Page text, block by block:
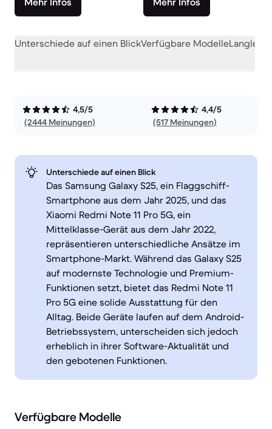
Unterschiede auf einen BlickVerfügbare Modelle
4,5/5
(2444 Meinungen)
4,4/5
(517 Meinungen)
Unterschiede auf einen Blick
Das Samsung Galaxy S25, ein Flaggschiff-
Smartphone aus dem Jahr 2025, und das
Xiaomi Redmi Note 11 Pro 5G, ein
Mittelklasse-Gerät aus dem Jahr 2022,
repräsentieren unterschiedliche Ansätze im
Smartphone-Markt. Während das Galaxy S25
auf modernste Technologie und Premium-
Funktionen setzt, bietet das Redmi Note 11
Pro 5G eine solide Ausstattung für den
Alltag. Beide Geräte laufen auf dem Android-
Betriebssystem, unterscheiden sich jedoch
erheblich in ihrer Software-Aktualität und
den gebotenen Funktionen.
Verfügbare Modelle